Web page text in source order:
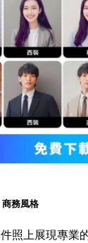
務風格
照上展現專業